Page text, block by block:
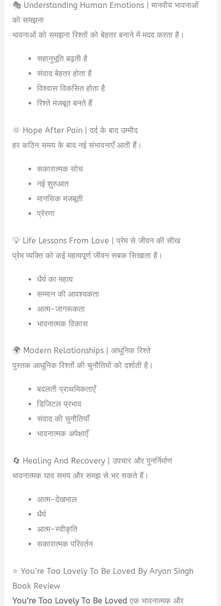
🎭 Understanding Human Emotions | मानवीय भावनाओं
को समझना
भावनाओं को समझना रिश्तों को बेहतर बनाने में मदद करता है।
सहानुभूति बढ़ती है
संवाद बेहतर होता है
विश्वास विकसित होता है
रिश्ते मजबूत बनते हैं
🌞 Hope After Pain | दर्द के बाद उम्मीद
हर कठिन समय के बाद नई संभावनाएँ आती हैं।
सकारात्मक सोच
नई शुरुआत
मानसिक मजबूती
प्रेरणा
💡 Life Lessons From Love | प्रेम से जीवन की सीख
प्रेम व्यक्ति को कई महत्वपूर्ण जीवन सबक सिखाता है।
धैर्य का महत्व
सम्मान की आवश्यकता
आत्म-जागरूकता
भावनात्मक विकास
🌍 Modern Relationships | आधुनिक रिश्ते
पुस्तक आधुनिक रिश्तों की चुनौतियों को दर्शाती है।
बदलती प्राथमिकताएँ
डिजिटल प्रभाव
संवाद की चुनौतियाँ
भावनात्मक अपेक्षाएँ
🔄 Healing And Recovery | उपचार और पुनर्निर्माण
भावनात्मक घाव समय और समझ से भर सकते हैं।
आत्म-देखभाल
धैर्य
आत्म-स्वीकृति
सकारात्मक परिवर्तन
⭐ You’re Too Lovely To Be Loved By Aryan Singh
Book Review
You’re Too Lovely To Be Loved एक भावनात्मक और